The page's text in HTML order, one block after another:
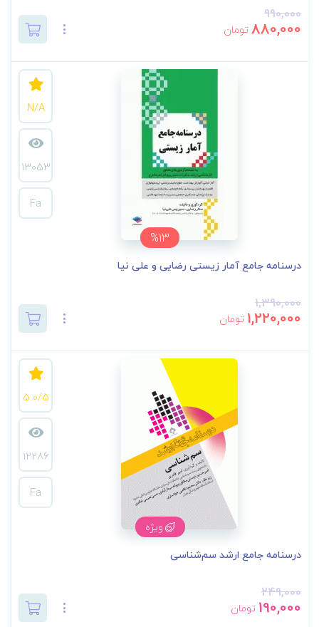
990,000
880,000 تومان
%13
N/A
13053
Fa
درسنامه جامع آمار زیستی رضایی و علی نیا
1,390,000
1,220,000 تومان
ویژه
5.0/5
12286
Fa
درسنامه جامع ارشد سم‌شناسی
249,000
190,000 تومان